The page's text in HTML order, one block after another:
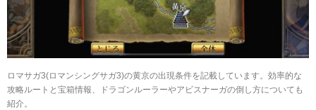
ロマサガ3(ロマンシングサガ3)の黄京の出現条件を記載しています。効率的な
攻略ルートと宝箱情報、ドラゴンルーラーやアビスナーガの倒し方についても
紹介。